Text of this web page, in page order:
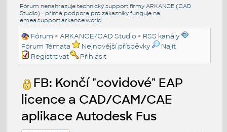
Fórum nenahrazuje technický support firmy ARKANCE (CAD
Studio) - přímá podpora pro zákazníky funguje na
emea.support.arkance.world
Fórum >ARKANCE/CAD Studio > RSS kanály
Fórum Témata
Nejnovější příspěvky
Najít
Registrovat
Přihlásit
FB: Končí "covidové" EAP
licence a CAD/CAM/CAE
aplikace Autodesk Fus